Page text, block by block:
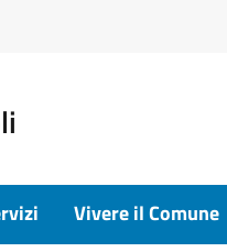
Vivere il Comune